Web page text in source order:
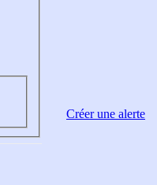
Créer une alerte